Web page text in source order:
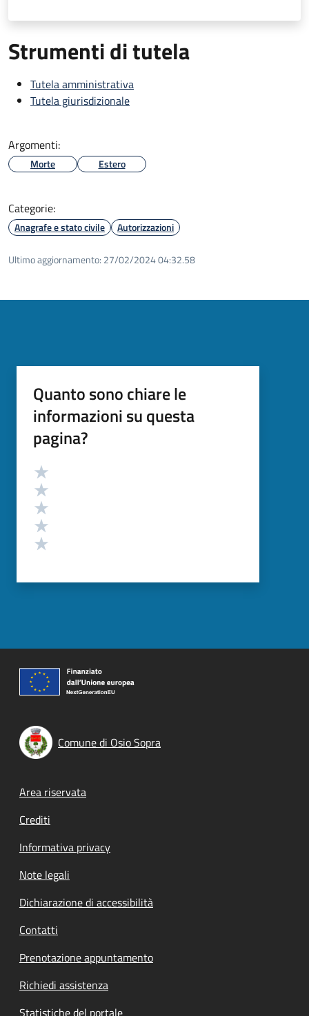
Strumenti di tutela
Tutela amministrativa
Tutela giurisdizionale
Argomenti:
Morte Estero
Categorie:
Anagrafe e stato civile Autorizzazioni
Ultimo aggiornamento: 27/02/2024 04:32.58
Quanto sono chiare le
informazioni su questa
pagina?
Valutazione
Comune di Osio Sopra
Footer menu
Area riservata
Crediti
Informativa privacy
Note legali
Dichiarazione di accessibilità
Contatti
Prenotazione appuntamento
Richiedi assistenza
Statistiche del portale